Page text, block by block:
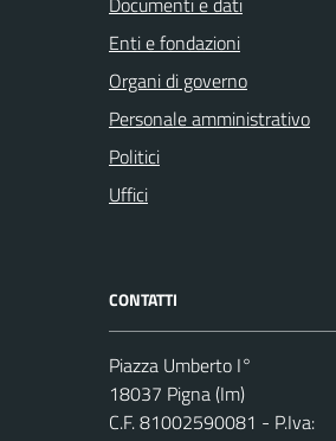
Enti e fondazioni
Organi di governo
Personale amministrativo
Politici
Uffici
CONTATTI
Piazza Umberto I°
18037 Pigna (Im)
C.F. 81002590081 - P.Iva: